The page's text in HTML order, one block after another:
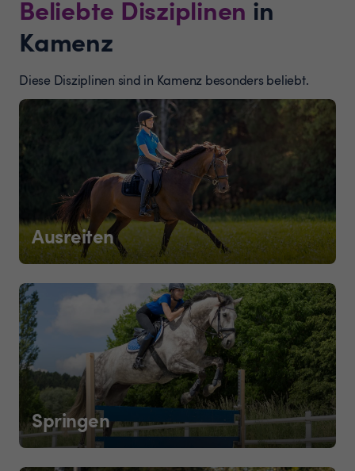
Beliebte Disziplinen in
Kamenz
Diese Disziplinen sind in Kamenz besonders beliebt.
Ausreiten
Springen